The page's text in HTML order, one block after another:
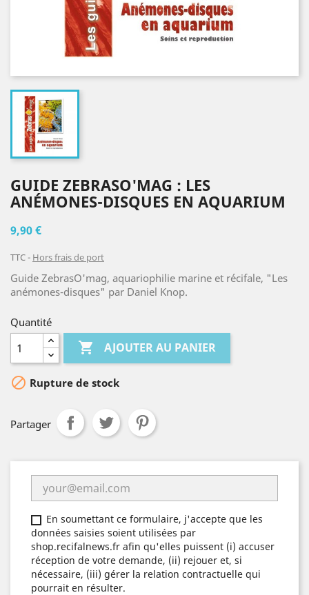
GUIDE ZEBRASO'MAG : LES
ANÉMONES-DISQUES EN AQUARIUM
9,90 €
TTC Hors frais de port
Guide ZebrasO'mag, aquariophilie marine et récifale, "Les
anémones-disques" par Daniel Knop.
Quantité
 AJOUTER AU PANIER
 Rupture de stock
Partager
En soumettant ce formulaire, j'accepte que les
données saisies soient utilisées par
shop.recifalnews.fr afin qu'elles puissent (i) accuser
réception de votre demande, (ii) rejouer et, si
nécessaire, (iii) gérer la relation contractuelle qui
pourrait en résulter.